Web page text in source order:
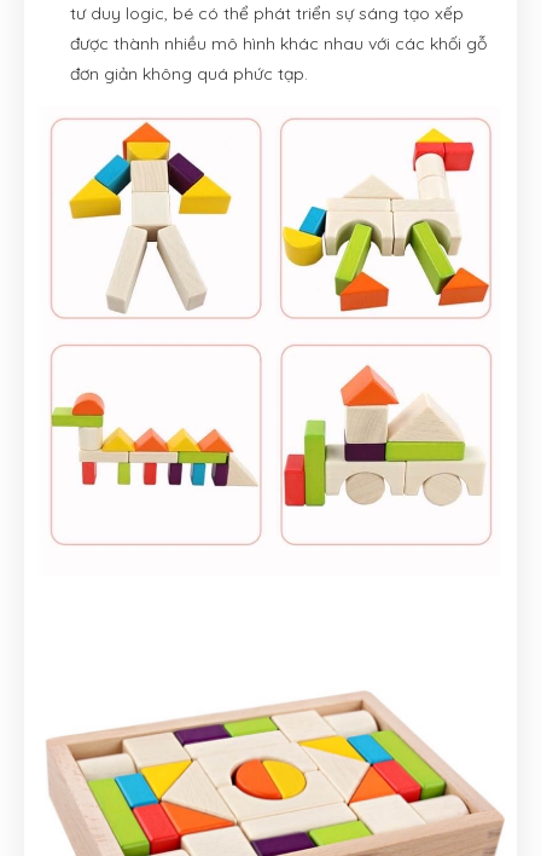
tư duy logic, bé có thể phát triển sự sáng tạo xếp
được thành nhiều mô hình khác nhau với các khối gỗ
đơn giản không quá phức tạp.